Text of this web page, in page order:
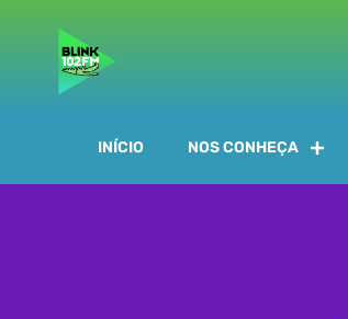
INÍCIO NOS CONHEÇA